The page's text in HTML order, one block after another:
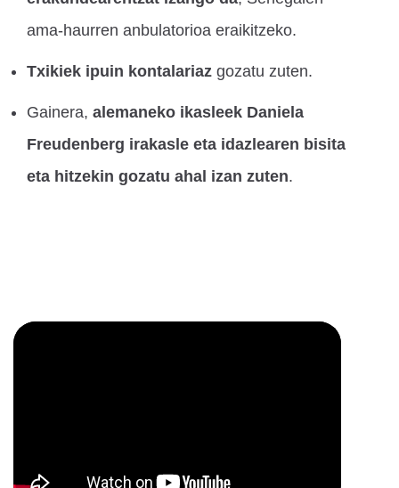
ama-haurren anbulatorioa eraikitzeko.
Txikiek ipuin kontalariaz gozatu zuten.
Gainera, alemaneko ikasleek Daniela
Freudenberg irakasle eta idazlearen bisita
eta hitzekin gozatu ahal izan zuten.